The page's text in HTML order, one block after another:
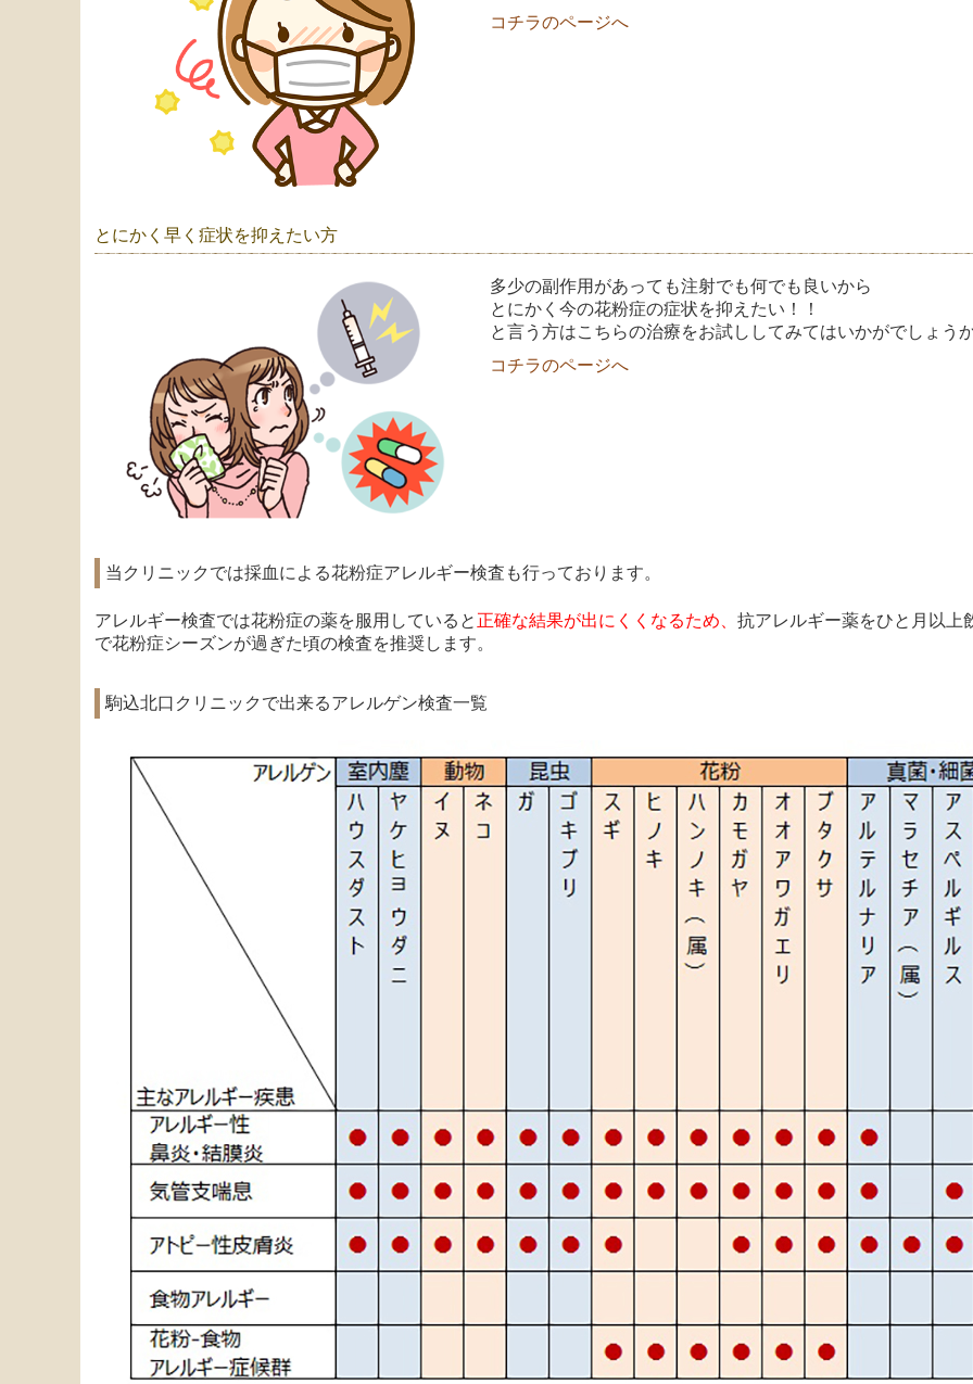
コチラのページへ
とにかく早く症状を抑えたい方
多少の副作用があっても注射でも何でも良いから
とにかく今の花粉症の症状を抑えたい！！
と言う方はこちらの治療をお試ししてみてはいかがでしょう
コチラのページへ
当クリニックでは採血による花粉症アレルギー検査も行っております。
アレルギー検査では花粉症の薬を服用していると 正確な結果が出にくくなるため、 抗アレルギー薬をひと月以上
で花粉症シーズンが過ぎた頃の検査を推奨します。
駒込北口クリニックで出来るアレルゲン検査一覧